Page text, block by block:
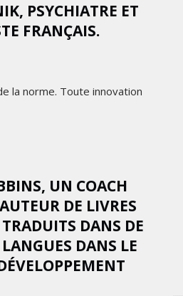
PSYCHIATRE ET
FRANÇAIS.
la norme. Toute innovation
UN COACH
DE LIVRES
DANS DE
DANS LE
POUR
L’EXPÉRIENCE DU
2026